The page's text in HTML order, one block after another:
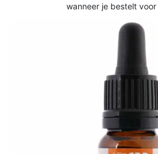
wanneer je bestelt voor